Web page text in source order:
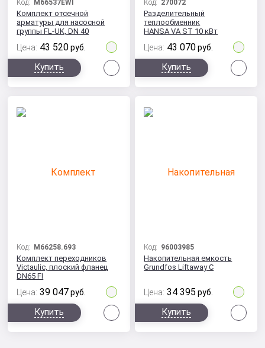
Код: M66537EWI
Комплект отсечной
арматуры для насосной
группы FL-UK, DN 40
Цена: 43 520 руб.
Купить
Код: 270072
Разделительный
теплообменник
HANSA VA ST 10 кВт
Цена: 43 070 руб.
Купить
Код: M66258.693
Комплект переходников
Victaulic, плоский фланец
DN65 FI
Цена: 39 047 руб.
Купить
Код: 96003985
Накопительная емкость
Grundfos Liftaway С
Цена: 34 395 руб.
Купить